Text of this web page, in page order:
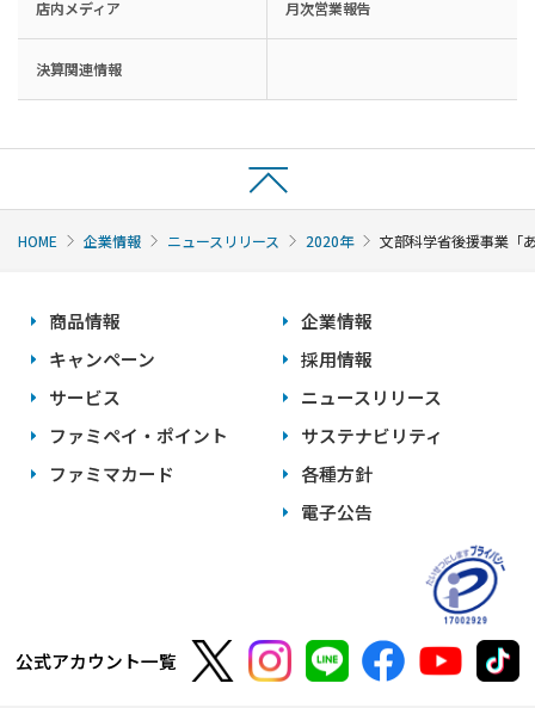
店内メディア 月次営業報告
決算関連情報
HOME 企業情報 ニュースリリース 2020年 文部科学省後援事業「
商品情報
キャンペーン
サービス
ファミペイ・ポイント
ファミマカード
企業情報
採用情報
ニュースリリース
サステナビリティ
各種方針
電子公告
公式アカウント一覧